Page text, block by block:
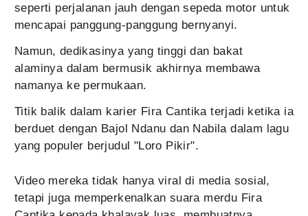
seperti perjalanan jauh dengan sepeda motor untuk
mencapai panggung-panggung bernyanyi.
Namun, dedikasinya yang tinggi dan bakat
alaminya dalam bermusik akhirnya membawa
namanya ke permukaan.
Titik balik dalam karier Fira Cantika terjadi ketika ia
berduet dengan Bajol Ndanu dan Nabila dalam lagu
yang populer berjudul "Loro Pikir".
Video mereka tidak hanya viral di media sosial,
tetapi juga memperkenalkan suara merdu Fira